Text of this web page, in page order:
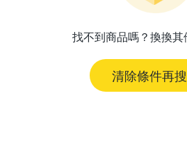
找不到商品嗎？換換其
清除條件再